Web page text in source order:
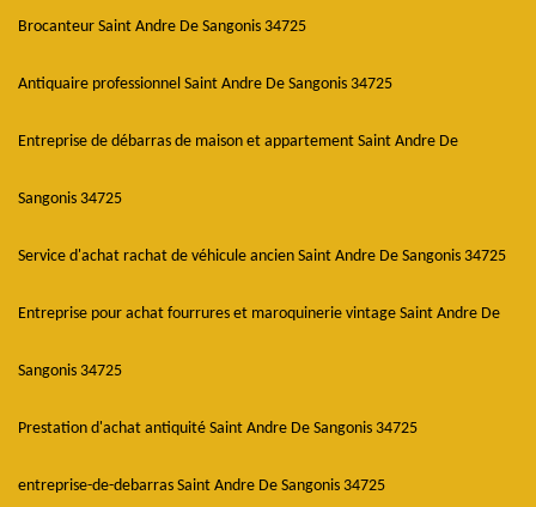
Brocanteur Saint Andre De Sangonis 34725
Antiquaire professionnel Saint Andre De Sangonis 34725
Entreprise de débarras de maison et appartement Saint Andre De
Sangonis 34725
Service d'achat rachat de véhicule ancien Saint Andre De Sangonis 34725
Entreprise pour achat fourrures et maroquinerie vintage Saint Andre De
Sangonis 34725
Prestation d'achat antiquité Saint Andre De Sangonis 34725
entreprise-de-debarras Saint Andre De Sangonis 34725